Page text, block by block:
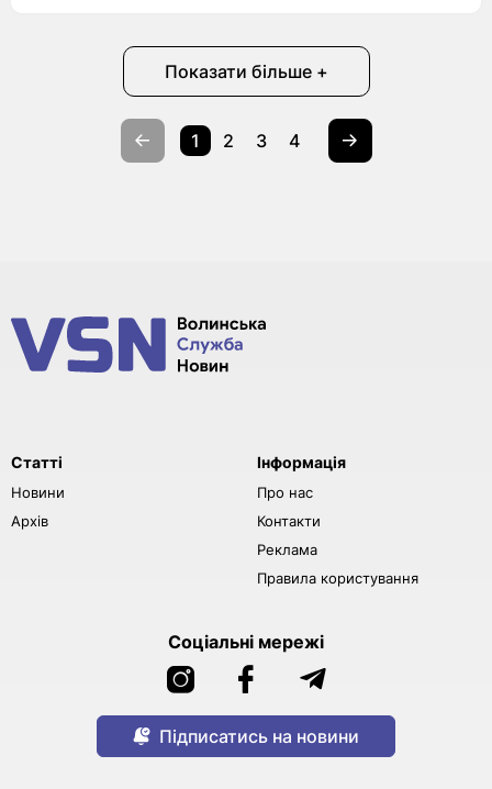
Показати більше +
1 2 3 4
Статті
Новини
Архів
Інформація
Про нас
Контакти
Реклама
Правила користування
Соціальні мережі
Підписатись на новини